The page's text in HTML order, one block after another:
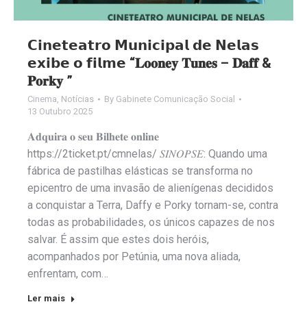
𝗖𝗶𝗻𝗲𝘁𝗲𝗮𝘁𝗿𝗼 𝗠𝘂𝗻𝗶𝗰𝗶𝗽𝗮𝗹 𝗱𝗲 𝗡𝗲𝗹𝗮𝘀
𝗲𝘅𝗶𝗯𝗲 𝗼 𝗳𝗶𝗹𝗺𝗲 “𝐋𝐨𝐨𝐧𝐞𝐲 𝐓𝐮𝐧𝐞𝐬 – 𝐃𝐚𝐟𝐟 &
𝐏𝐨𝐫𝐤𝐲 ”
Cinema, Notícias By Gabinete Comunicação Social
13 Outubro 2025
𝐀𝐝𝐪𝐮𝐢𝐫𝐚 𝐨 𝐬𝐞𝐮 𝐁𝐢𝐥𝐡𝐞𝐭𝐞 𝐨𝐧𝐥𝐢𝐧𝐞
https://2ticket.pt/cmnelas/ 𝑆𝐼𝑁𝑂𝑃𝑆𝐸: Quando uma
fábrica de pastilhas elásticas se transforma no
epicentro de uma invasão de alienígenas decididos
a conquistar a Terra, Daffy e Porky tornam-se, contra
todas as probabilidades, os únicos capazes de nos
salvar. É assim que estes dois heróis,
acompanhados por Petúnia, uma nova aliada,
enfrentam, com…
Ler mais